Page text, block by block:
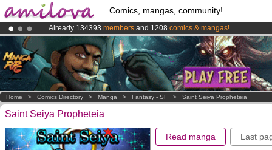
Comics, mangas, community!
Already 134393 members and 1208 comics & mangas!.
AmilovaKickstarter is now LIVE!.
Premium membership from3.95 euros per month !Get membership
Home > Comics Directory > Manga > Fantasy - SF > Saint Seiya Propheteia
Saint Seiya Propheteia
Read manga Last